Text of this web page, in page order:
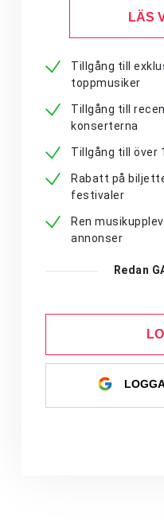
LÄS
Tillgång till
toppmusiker
Tillgång till
konserterna
Tillgång till över
Rabatt på
festivaler
Ren
annonser
Redan